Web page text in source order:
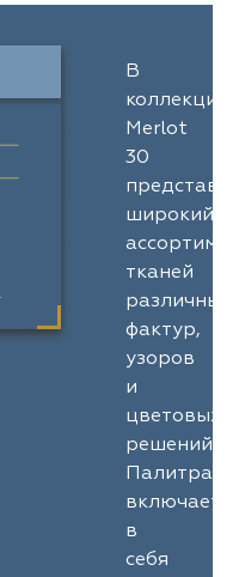
В
коллекции
Merlot
30
широкий
тканей
различных
фактур,
узоров
и
цветовых
решений.
Палитра
включает
в
себя